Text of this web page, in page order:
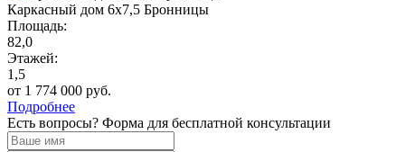
Каркасный дом 6х7,5 Бронницы
Площадь:
82,0
Этажей:
1,5
от 1 774 000 руб.
Подробнее
Есть вопросы? Форма для бесплатной консультации